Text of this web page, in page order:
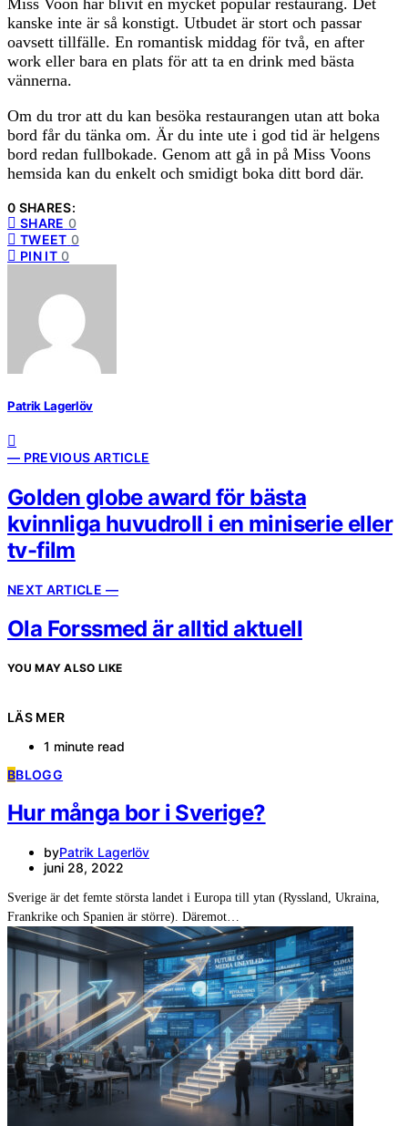
Miss Voon har blivit en mycket populär restaurang. Det
kanske inte är så konstigt. Utbudet är stort och passar
oavsett tillfälle. En romantisk middag för två, en after
work eller bara en plats för att ta en drink med bästa
vännerna.
Om du tror att du kan besöka restaurangen utan att boka
bord får du tänka om. Är du inte ute i god tid är helgens
bord redan fullbokade. Genom att gå in på Miss Voons
hemsida kan du enkelt och smidigt boka ditt bord där.
0 SHARES:
SHARE 0
TWEET 0
PIN IT 0
Patrik Lagerlöv
— PREVIOUS ARTICLE
Golden globe award för bästa
kvinnliga huvudroll i en miniserie eller
tv-film
NEXT ARTICLE —
Ola Forssmed är alltid aktuell
YOU MAY ALSO LIKE
LÄS MER
1 minute read
BBLOGG
Hur många bor i Sverige?
byPatrik Lagerlöv
juni 28, 2022
Sverige är det femte största landet i Europa till ytan (Ryssland, Ukraina,
Frankrike och Spanien är större). Däremot…